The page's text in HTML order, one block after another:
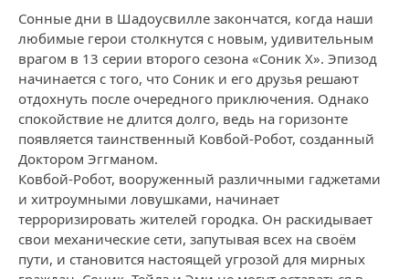
Сонные дни в Шадоусвилле закончатся, когда наши
любимые герои столкнутся с новым, удивительным
врагом в 13 серии второго сезона «Соник X». Эпизод
начинается с того, что Соник и его друзья решают
отдохнуть после очередного приключения. Однако
спокойствие не длится долго, ведь на горизонте
появляется таинственный Ковбой-Робот, созданный
Доктором Эггманом.
Ковбой-Робот, вооруженный различными гаджетами
и хитроумными ловушками, начинает
терроризировать жителей городка. Он раскидывает
свои механические сети, запутывая всех на своём
пути, и становится настоящей угрозой для мирных